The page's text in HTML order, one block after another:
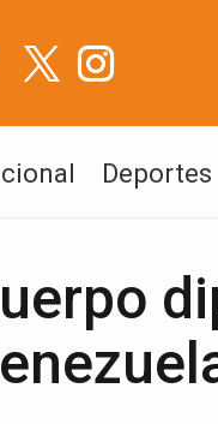
Deportes